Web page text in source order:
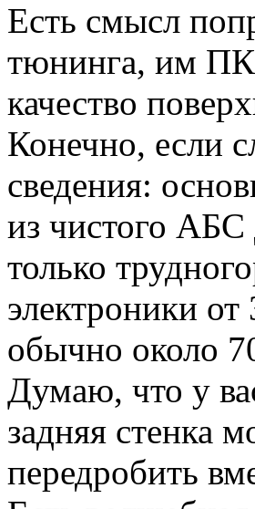
Есть смысл
тюнинга, им
качество
Конечно, если
сведения:
из чистого АБС
только
электроники
обычно около
Думаю, что у
задняя стенка
передробить